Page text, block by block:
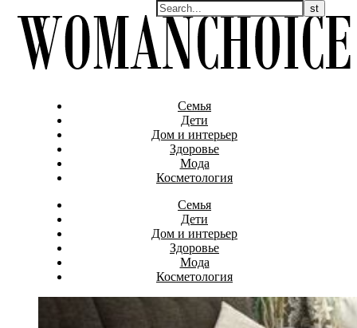
Семья
Дети
Дом и интерьер
Здоровье
Мода
Косметология
Семья
Дети
Дом и интерьер
Здоровье
Мода
Косметология